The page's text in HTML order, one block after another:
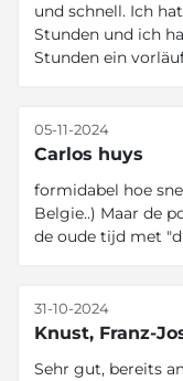
und schnell. Ich
Stunden und ich
Stunden ein
Carlos huys
05-11-2024
formidabel hoe
Belgie..) Maar de
de oude tijd met
Knust, Franz-
31-10-2024
Sehr gut, bereits